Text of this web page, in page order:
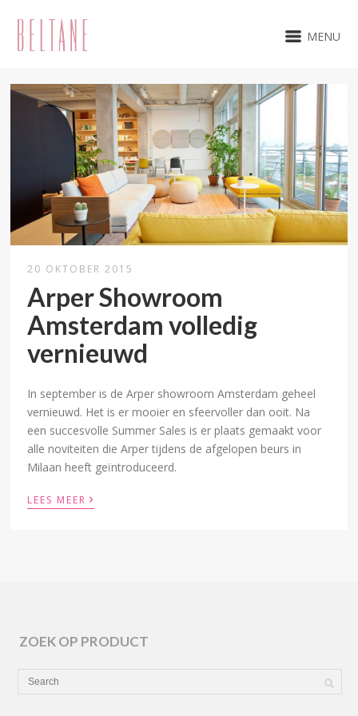
MENU
20 OKTOBER 2015
Arper Showroom
Amsterdam volledig
vernieuwd
In september is de Arper showroom Amsterdam geheel
vernieuwd. Het is er mooier en sfeervoller dan ooit. Na
een succesvolle Summer Sales is er plaats gemaakt voor
alle noviteiten die Arper tijdens de afgelopen beurs in
Milaan heeft geïntroduceerd.
LEES MEER ›
ZOEK OP PRODUCT